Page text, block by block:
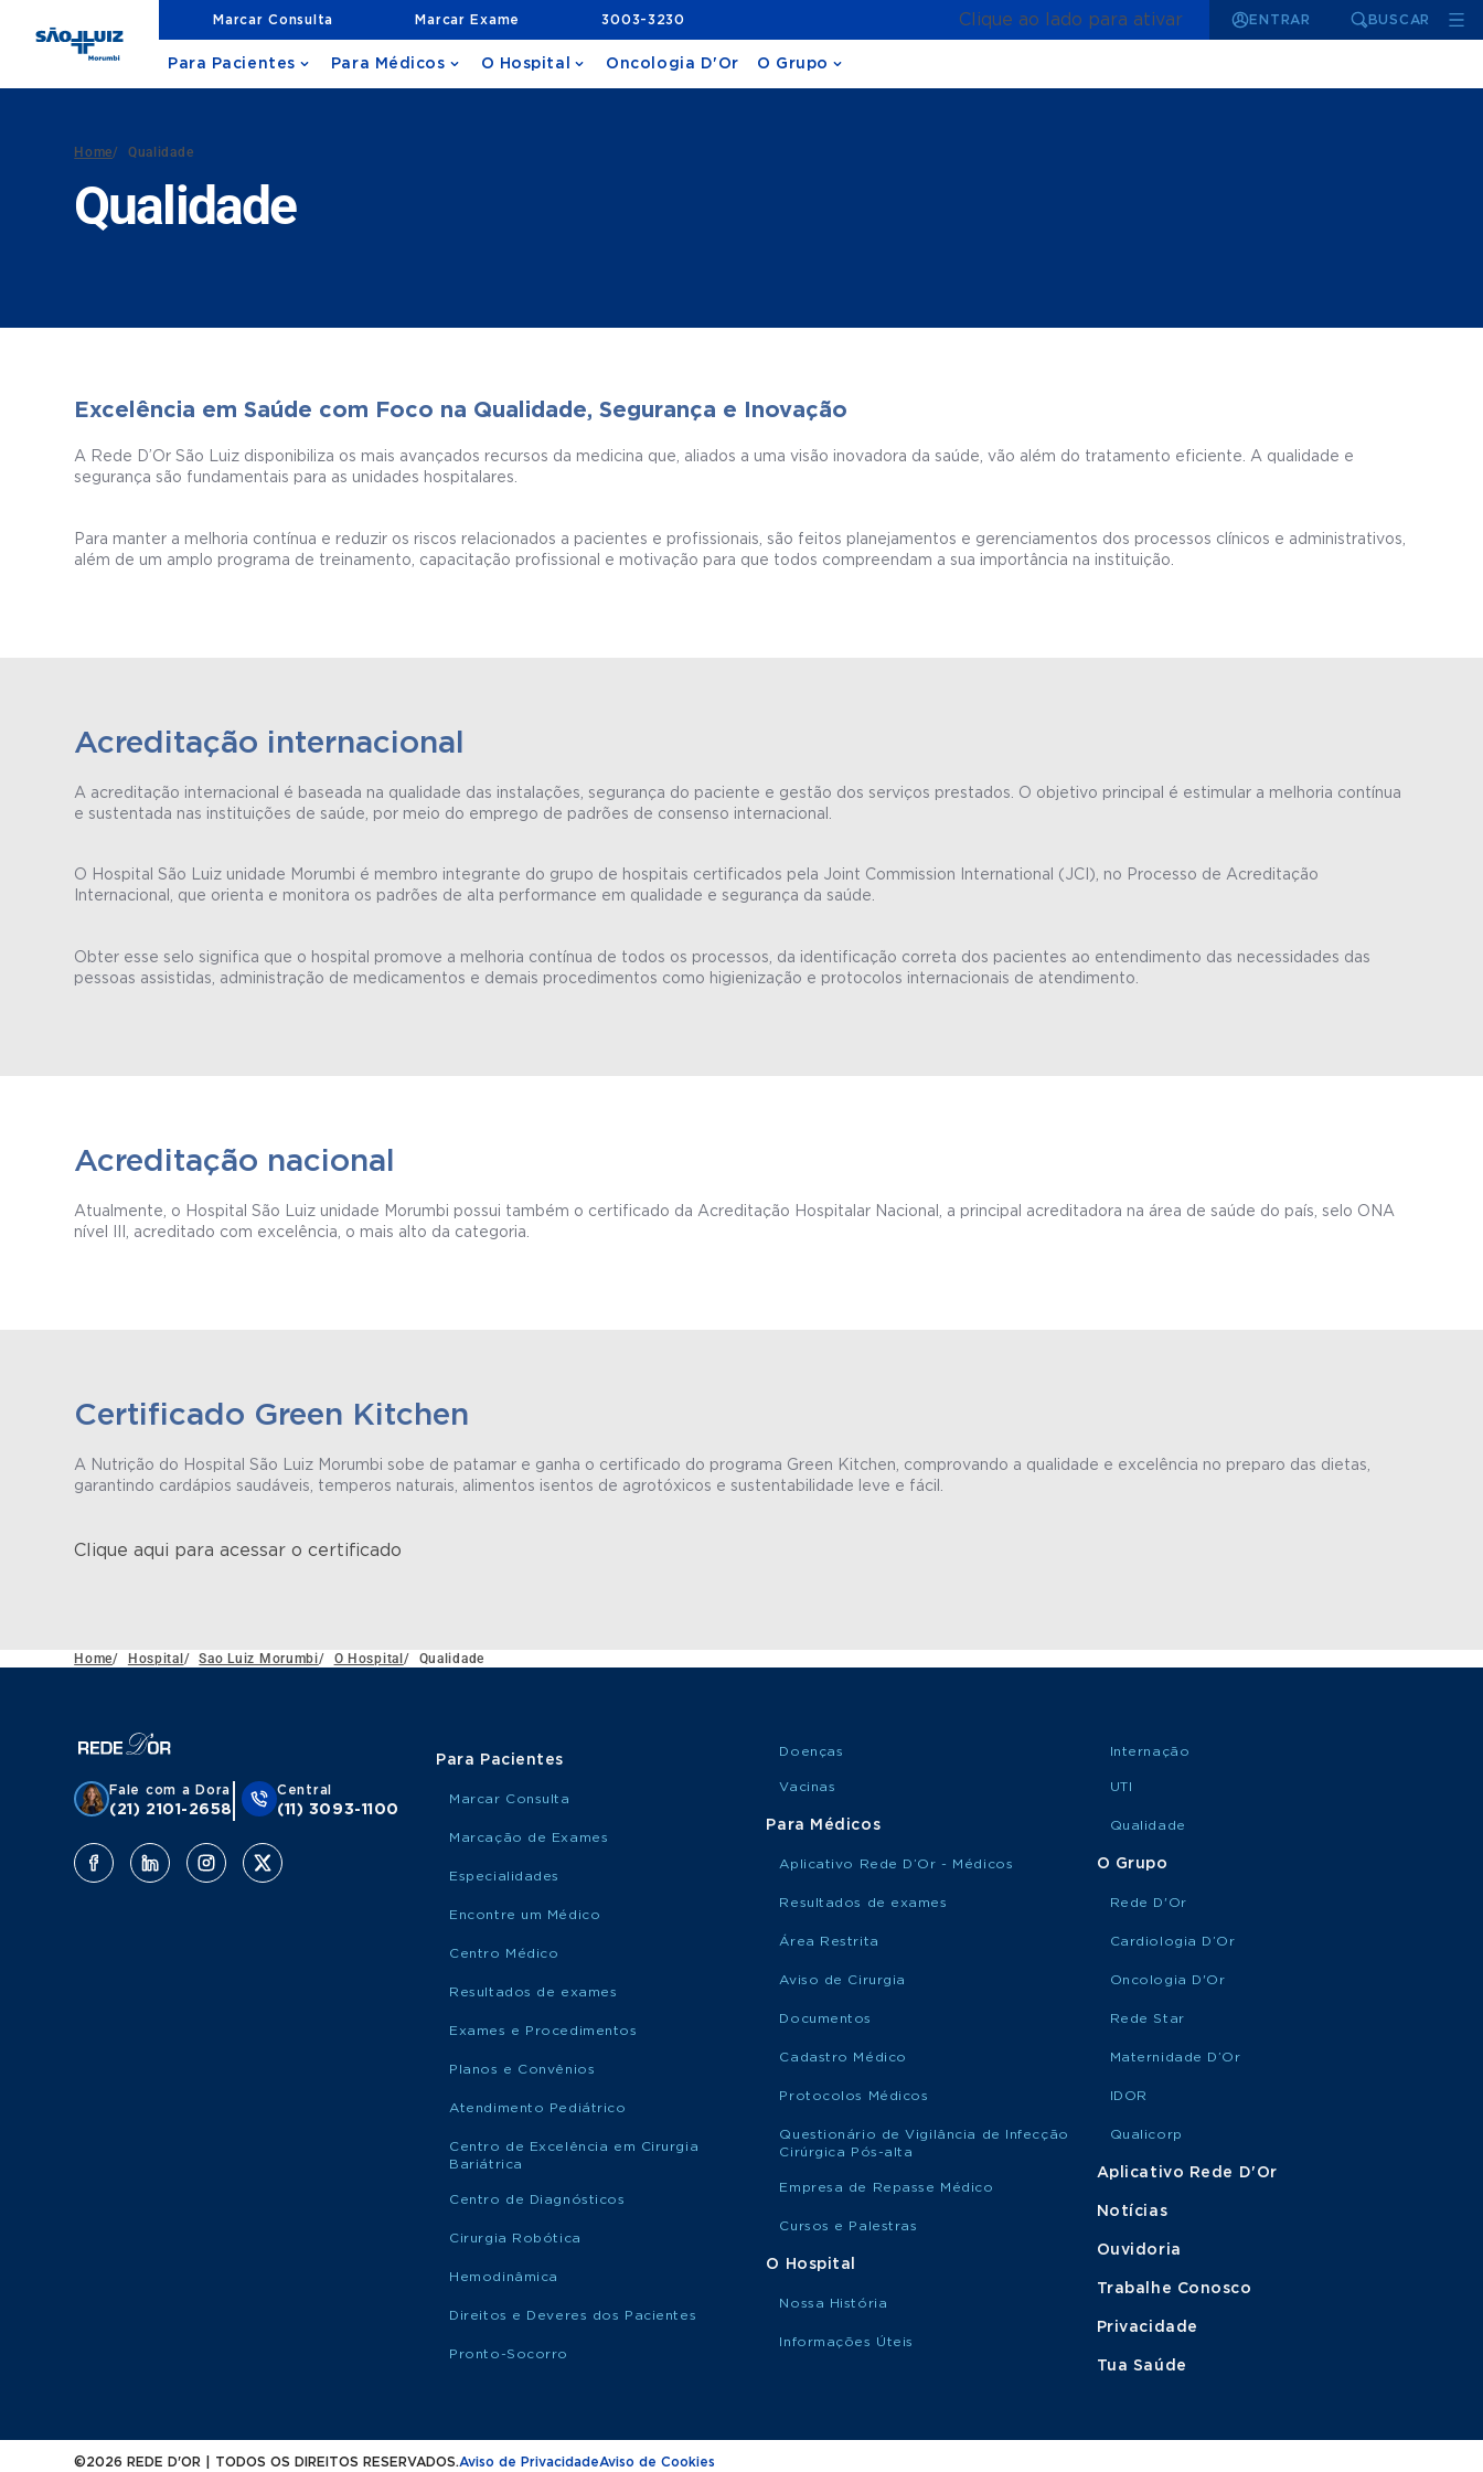
Marcar Consulta Marcar Exame 3003-3230 Clique ao lado para ativar ENTRAR BUSCAR
Para Pacientes Para Médicos O Hospital Oncologia D'Or O Grupo
Home/ Qualidade
Qualidade
Excelência em Saúde com Foco na Qualidade, Segurança e Inovação
A Rede D’Or São Luiz disponibiliza os mais avançados recursos da medicina que, aliados a uma visão inovadora da saúde, vão além do tratamento eficiente. A qualidade e
segurança são fundamentais para as unidades hospitalares.
Para manter a melhoria contínua e reduzir os riscos relacionados a pacientes e profissionais, são feitos planejamentos e gerenciamentos dos processos clínicos e administrativos,
além de um amplo programa de treinamento, capacitação profissional e motivação para que todos compreendam a sua importância na instituição.
Acreditação internacional
A acreditação internacional é baseada na qualidade das instalações, segurança do paciente e gestão dos serviços prestados. O objetivo principal é estimular a melhoria contínua
e sustentada nas instituições de saúde, por meio do emprego de padrões de consenso internacional.
O Hospital São Luiz unidade Morumbi é membro integrante do grupo de hospitais certificados pela Joint Commission International (JCI), no Processo de Acreditação
Internacional, que orienta e monitora os padrões de alta performance em qualidade e segurança da saúde.
Obter esse selo significa que o hospital promove a melhoria contínua de todos os processos, da identificação correta dos pacientes ao entendimento das necessidades das
pessoas assistidas, administração de medicamentos e demais procedimentos como higienização e protocolos internacionais de atendimento.
Acreditação nacional
Atualmente, o Hospital São Luiz unidade Morumbi possui também o certificado da Acreditação Hospitalar Nacional, a principal acreditadora na área de saúde do país, selo ONA
nível III, acreditado com excelência, o mais alto da categoria.
Certificado Green Kitchen
A Nutrição do Hospital São Luiz Morumbi sobe de patamar e ganha o certificado do programa Green Kitchen, comprovando a qualidade e excelência no preparo das dietas,
garantindo cardápios saudáveis, temperos naturais, alimentos isentos de agrotóxicos e sustentabilidade leve e fácil.
Clique aqui para acessar o certificado
Home/ Hospital/ Sao Luiz Morumbi/ O Hospital/ Qualidade
Fale com a Dora
(21) 2101-2658
Central
(11) 3093-1100
Para Pacientes
Marcar Consulta
Marcação de Exames
Especialidades
Encontre um Médico
Centro Médico
Resultados de exames
Exames e Procedimentos
Planos e Convênios
Atendimento Pediátrico
Centro de Excelência em Cirurgia
Bariátrica
Centro de Diagnósticos
Cirurgia Robótica
Hemodinâmica
Direitos e Deveres dos Pacientes
Pronto-Socorro
Doenças
Vacinas
Para Médicos
Aplicativo Rede D’Or - Médicos
Resultados de exames
Área Restrita
Aviso de Cirurgia
Documentos
Cadastro Médico
Protocolos Médicos
Questionário de Vigilância de Infecção
Cirúrgica Pós-alta
Empresa de Repasse Médico
Cursos e Palestras
O Hospital
Nossa História
Informações Úteis
Internação
UTI
Qualidade
O Grupo
Rede D'Or
Cardiologia D’Or
Oncologia D'Or
Rede Star
Maternidade D’Or
IDOR
Qualicorp
Aplicativo Rede D'Or
Notícias
Ouvidoria
Trabalhe Conosco
Privacidade
Tua Saúde
©2026 REDE D'OR | TODOS OS DIREITOS RESERVADOS.Aviso de PrivacidadeAviso de Cookies